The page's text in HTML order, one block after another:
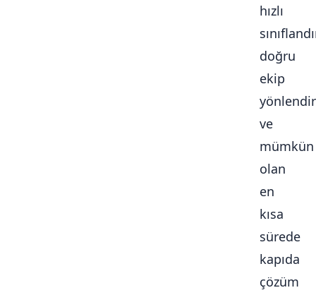
hızlı
doğru
ekip
ve
mümkün
olan
en
kısa
sürede
kapıda
çözüm